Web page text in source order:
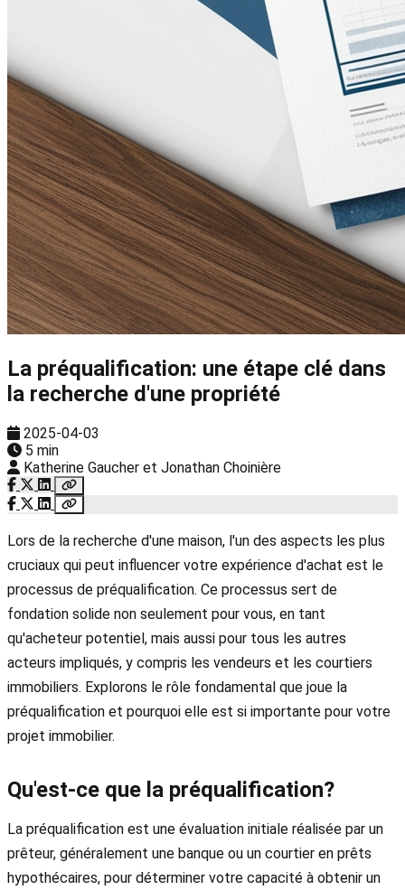
La préqualification: une étape clé dans
la recherche d'une propriété
2025-04-03
5 min
Katherine Gaucher et Jonathan Choinière
Lors de la recherche d'une maison, l'un des aspects les plus
cruciaux qui peut influencer votre expérience d'achat est le
processus de préqualification. Ce processus sert de
fondation solide non seulement pour vous, en tant
qu'acheteur potentiel, mais aussi pour tous les autres
acteurs impliqués, y compris les vendeurs et les courtiers
immobiliers. Explorons le rôle fondamental que joue la
préqualification et pourquoi elle est si importante pour votre
projet immobilier.
Qu'est-ce que la préqualification?
La préqualification est une évaluation initiale réalisée par un
prêteur, généralement une banque ou un courtier en prêts
hypothécaires, pour déterminer votre capacité à obtenir un